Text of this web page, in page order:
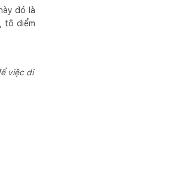
đó là
tô điểm
việc di